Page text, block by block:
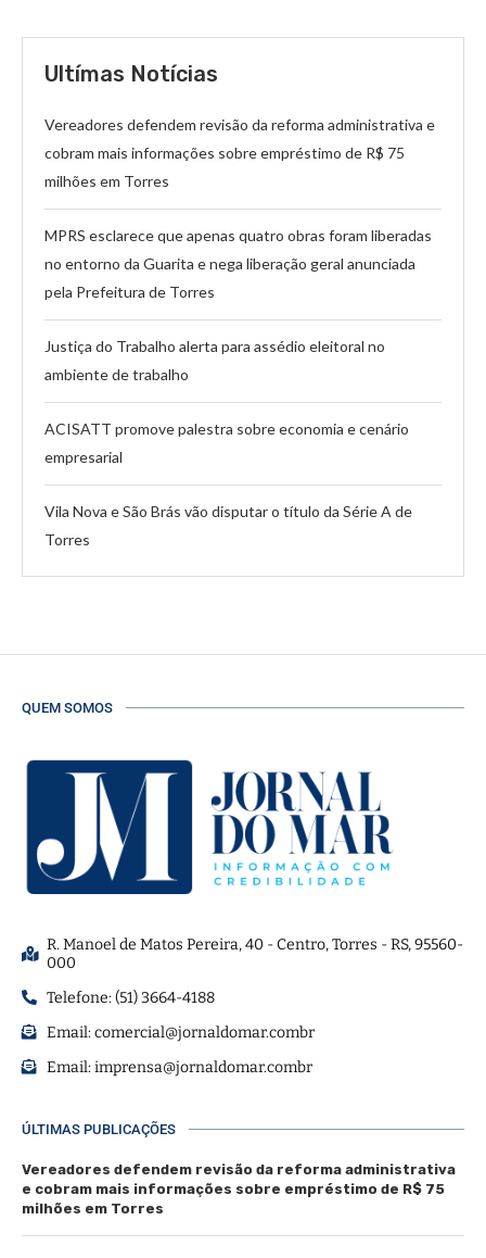
Ultímas Notícias
Vereadores defendem revisão da reforma administrativa e
cobram mais informações sobre empréstimo de R$ 75
milhões em Torres
MPRS esclarece que apenas quatro obras foram liberadas
no entorno da Guarita e nega liberação geral anunciada
pela Prefeitura de Torres
Justiça do Trabalho alerta para assédio eleitoral no
ambiente de trabalho
ACISATT promove palestra sobre economia e cenário
empresarial
Vila Nova e São Brás vão disputar o título da Série A de
Torres
QUEM SOMOS
R. Manoel de Matos Pereira, 40 - Centro, Torres - RS, 95560-
000
Telefone: (51) 3664-4188
Email:comercial@jornaldomar.combr
Email:imprensa@jornaldomar.combr
ÚLTIMAS PUBLICAÇÕES
Vereadores defendem revisão da reforma administrativa
e cobram mais informações sobre empréstimo de R$ 75
milhões em Torres